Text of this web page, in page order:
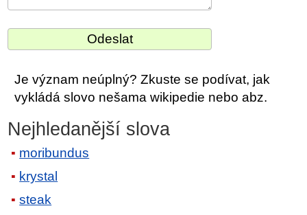
Je význam neúplný? Zkuste se podívat, jak
vykládá slovo nešama wikipedie nebo abz.
Nejhledanější slova
moribundus
krystal
steak